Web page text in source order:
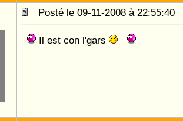
Posté le 09-11-2008 à 22:55:40
Il est con l'gars